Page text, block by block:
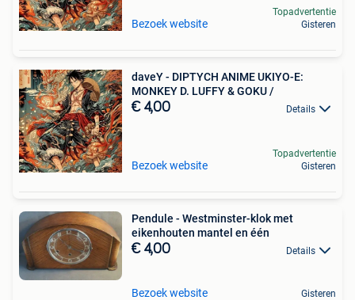
Bezoek website
Topadvertentie
Gisteren
daveY - DIPTYCH ANIME UKIYO-E:
MONKEY D. LUFFY & GOKU /
€ 4,00 Details
Bezoek website
Topadvertentie
Gisteren
Pendule - Westminster-klok met
eikenhouten mantel en één
€ 4,00 Details
Bezoek website Gisteren